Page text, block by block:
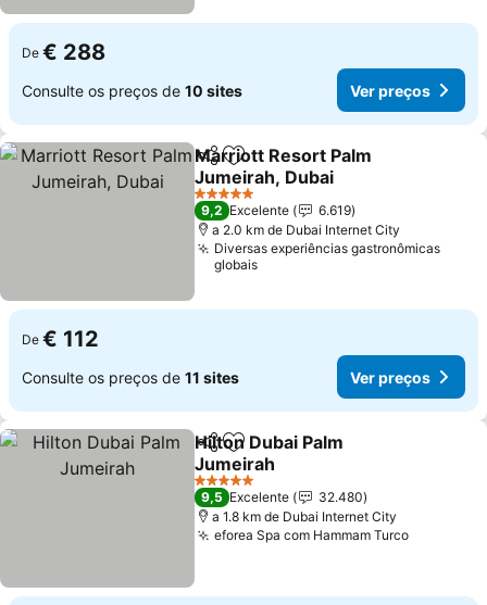
De € 288
Consulte os preços de 10 sites Ver preços
PartilharAdicionar aos favoritos
Marriott Resort Palm
Jumeirah, Dubai
Ver preços
5 Estrelas
9,2 Excelente
6.619
a 2.0 km de Dubai Internet City
Diversas experiências gastronômicas
globais
De € 112
Consulte os preços de 11 sites Ver preços
PartilharAdicionar aos favoritos
Hilton Dubai Palm
Jumeirah
Ver preços
5 Estrelas
9,5 Excelente
32.480
a 1.8 km de Dubai Internet City
eforea Spa com Hammam TurcoVer